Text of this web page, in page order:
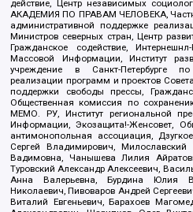
действие, Центр независимых
АКАДЕМИЯ ПО ПРАВАМ ЧЕЛОВЕКА,
административной поддержке
Министров северных стран, Центр
Гражданское содействие,
Массовой Информации, Институт
учреждение в Санкт-Петербурге
реализации программ и проектов
поддержки свободы прессы,
Общественная комиссия по
МЕМО. РУ, Институт региональной
Информации, Экозащита!-Женсовет,
антимонопольная ассоциация,
Сергей Владимирович,
Вадимовна, Чанышева Лилия
Туровский Александр Алексеевич,
Анна Валерьевна, Бурдина Юлия
Николаевич, Пивоваров Андрей
Виталий Евгеньевич, Барахоев